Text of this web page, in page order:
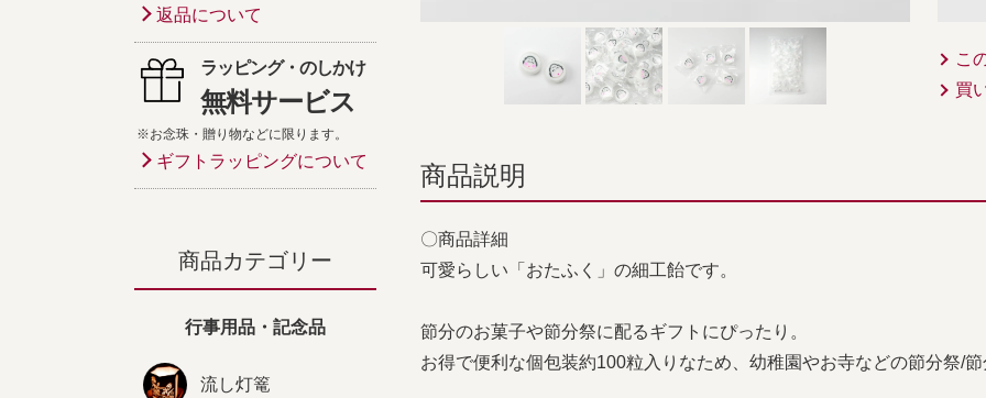
こ
買
商品説明
〇商品詳細
可愛らしい「おたふく」の細工飴です。
節分のお菓子や節分祭に配るギフトにぴったり。
お得で便利な個包装約100粒入りなため、幼稚園やお寺などの節分祭/
返品について
ラッピング・のしかけ
無料サービス
※お念珠・贈り物などに限ります。
ギフトラッピングについて
商品カテゴリー
行事用品・記念品
流し灯篭